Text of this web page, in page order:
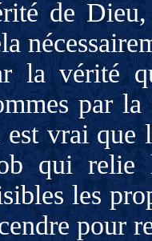
de
la vérité
par
est vrai que
qui
les
pour